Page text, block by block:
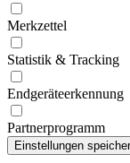
Merkzettel
Statistik & Tracking
Endgeräteerkennung
Partnerprogramm